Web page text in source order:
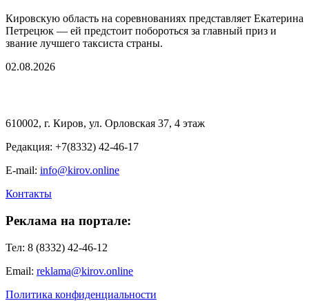
Кировскую область на соревнованиях представляет Екатерина
Петрецюк — ей предстоит побороться за главный приз и
звание лучшего таксиста страны.
02.08.2026
610002, г. Киров, ул. Орловская 37, 4 этаж
Редакция: +7(8332) 42-46-17
E-mail: info@kirov.online
Контакты
Реклама на портале:
Тел: 8 (8332) 42-46-12
Email: reklama@kirov.online
Политика конфиденциальности